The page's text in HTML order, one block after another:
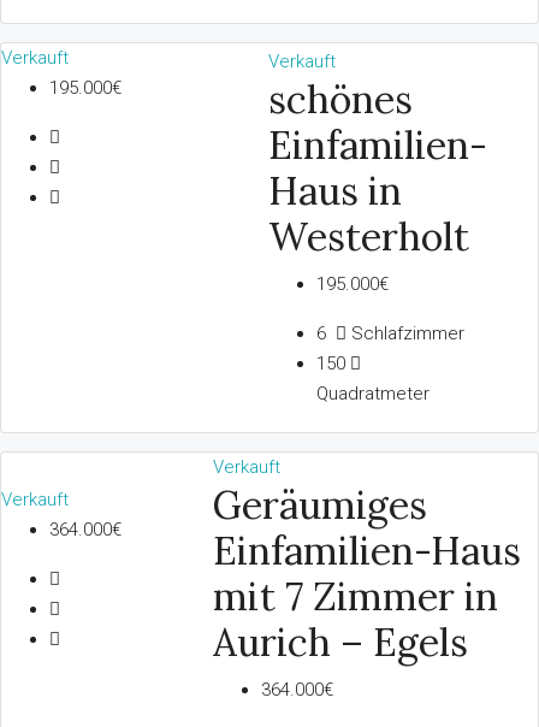
Verkauft
195.000€
Verkauft
schönes
Einfamilien-
Haus in
Westerholt
195.000€
6
Schlafzimmer
150
Quadratmeter
Verkauft
364.000€
Verkauft
Geräumiges
Einfamilien-Haus
mit 7 Zimmer in
Aurich – Egels
364.000€